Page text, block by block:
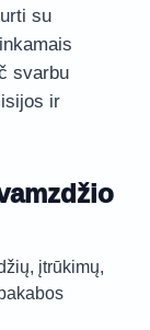
su
svarbu
ir
įtrūkimų,